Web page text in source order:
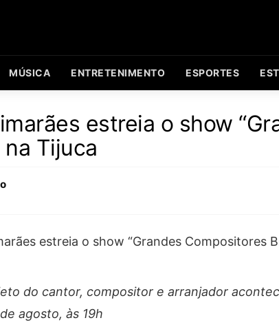
MÚSICA ENTRETENIMENTO ESPORTES
estreia o show
na Tijuca
do cantor, compositor e arranjador
agosto, às 19h